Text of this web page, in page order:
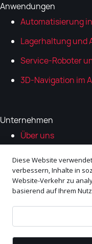
Anwendungen
Automatisierung
Lagerhaltung und
Service-Roboter
3D-Navigation im
Unternehmen
Über uns
Ökosystem-Partner
Karrieren
Kontakt
© 1998–⁠2026 Navitec
vorbehalten.
Diese Website
verbessern, Inhalte in
Website-Verkehr zu
basierend auf Ihrem